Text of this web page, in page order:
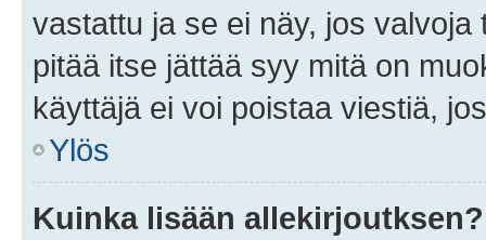
vastattu ja se ei näy, jos
pitää itse jättää syy mitä on
käyttäjä ei voi poistaa viestiä,
Ylös
Kuinka lisään allekirjoutksen?